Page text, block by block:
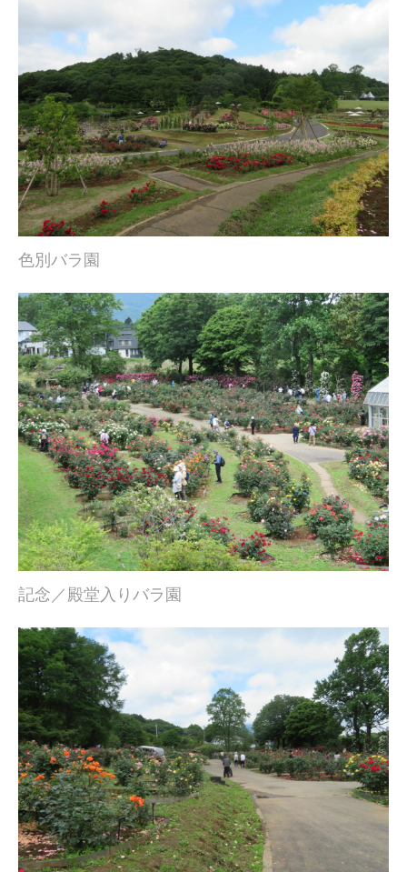
色別バラ園
記念／殿堂入りバラ園